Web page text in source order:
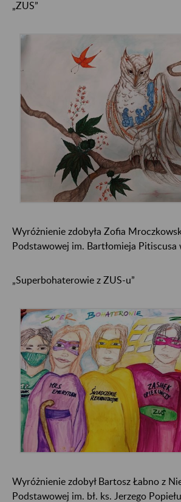
„ZUS”
Wyróżnienie zdobyła Zofia
Podstawowej im. Bartłomieja Pitiscusa
„Superbohaterowie z ZUS-u”
Wyróżnienie zdobył Bartosz Łabno z
Podstawowej im. bł. ks. Jerzego